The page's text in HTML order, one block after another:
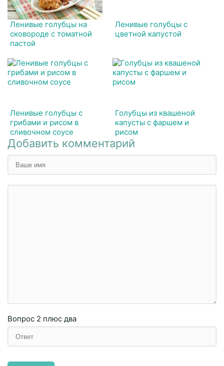
Ленивые голубцы на
сковороде с томатной
пастой
Ленивые голубцы с
цветной капустой
Ленивые голубцы с
грибами и рисом в
сливочном соусе
Голубцы из квашеной
капусты с фаршем и
рисом
Добавить комментарий
Вопрос 2 плюc двa